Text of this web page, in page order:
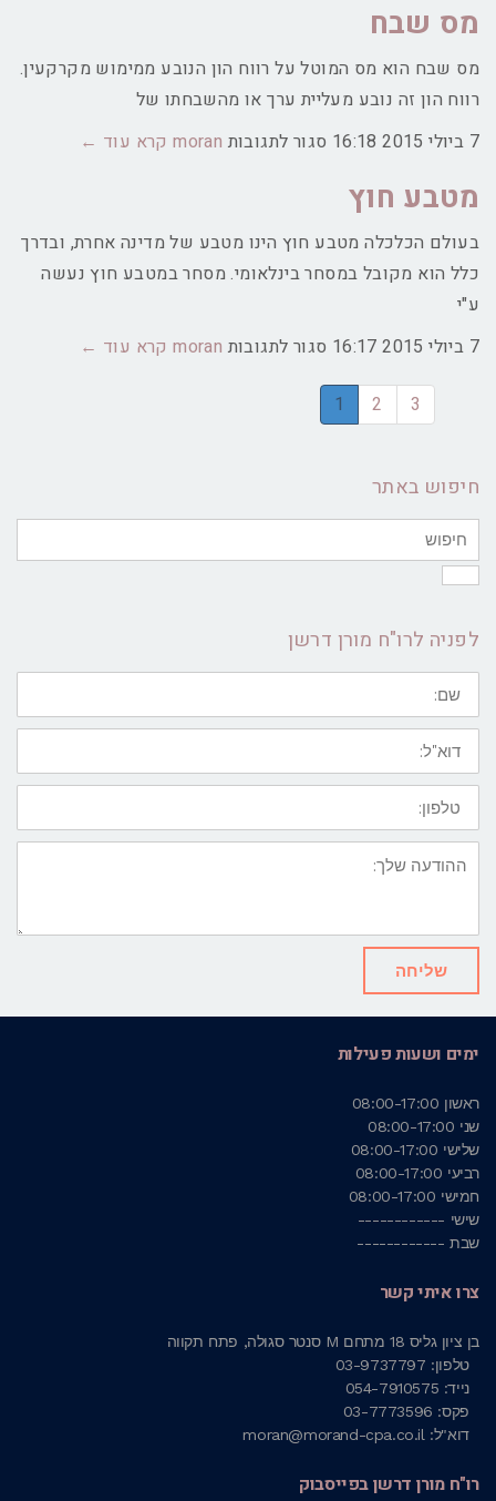
למשכנתא
מס שבח
מס שבח הוא מס המוטל על רווח הון הנובע ממימוש מקרקעין.
רווח הון זה נובע מעליית ערך או מהשבחתו של
7 ביולי 2015
16:18 סגור לתגובותעל
moran קרא עוד ←
מטבע חוץ
בעולם הכלכלה מטבע חוץ הינו מטבע של מדינה אחרת, ובדרך
כלל הוא מקובל במסחר בינלאומי. מסחר במטבע חוץ נעשה
ע"י
7 ביולי 2015
16:17 סגור לתגובותעל
moran קרא עוד ←
1 2 3
חיפוש באתר
לפניה לרו"ח מורן דרשן
שם:
דוא"ל:
טלפון:
ההודעה
שלך:
שליחה
ימים ושעות פעילות
ראשון 08:00-17:00
שני 08:00-17:00
שלישי 08:00-17:00
רביעי 08:00-17:00
חמישי 08:00-17:00
שישי ------------
שבת ------------
צרו איתי קשר
בן ציון גליס 18 מתחם M סנטר סגולה, פתח תקווה
טלפון: 03-9737797
נייד: 054-7910575
פקס: 03-7773596
דוא"ל: moran@morand-cpa.co.il
רו"ח מורן דרשן בפייסבוק